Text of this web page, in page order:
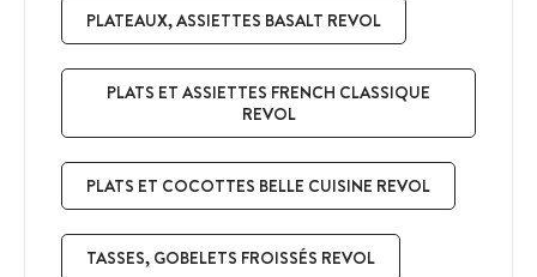
PLATEAUX, ASSIETTES BASALT REVOL
PLATS ET ASSIETTES FRENCH CLASSIQUE
REVOL
PLATS ET COCOTTES BELLE CUISINE REVOL
TASSES, GOBELETS FROISSÉS REVOL